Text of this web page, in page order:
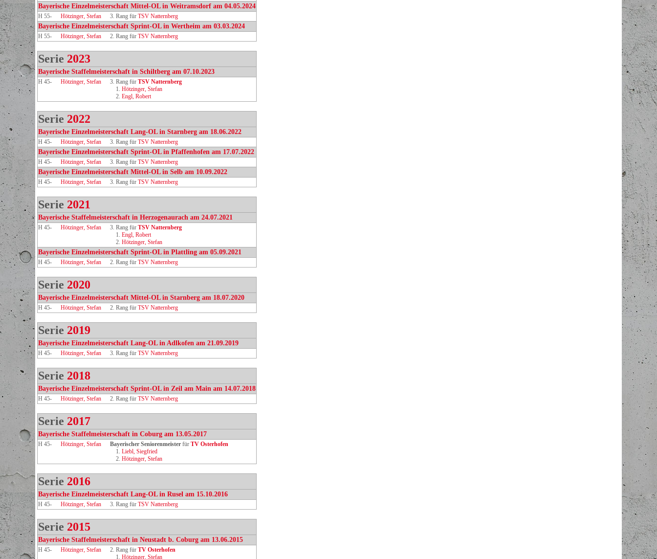
Bayerische Einzelmeisterschaft Mittel-OL in Weitramsdorf am 04.05.2024
H 55- Hötzinger, Stefan 3. Rang für TSV Natternberg
Bayerische Einzelmeisterschaft Sprint-OL in Wertheim am 03.03.2024
H 55- Hötzinger, Stefan 2. Rang für TSV Natternberg
Serie 2023
Bayerische Staffelmeisterschaft in Schiltberg am 07.10.2023
H 45- Hötzinger, Stefan 3. Rang für TSV Natternberg
1. Hötzinger, Stefan
2. Engl, Robert
Serie 2022
Bayerische Einzelmeisterschaft Lang-OL in Starnberg am 18.06.2022
H 45- Hötzinger, Stefan 3. Rang für TSV Natternberg
Bayerische Einzelmeisterschaft Sprint-OL in Pfaffenhofen am 17.07.2022
H 45- Hötzinger, Stefan 3. Rang für TSV Natternberg
Bayerische Einzelmeisterschaft Mittel-OL in Selb am 10.09.2022
H 45- Hötzinger, Stefan 3. Rang für TSV Natternberg
Serie 2021
Bayerische Staffelmeisterschaft in Herzogenaurach am 24.07.2021
H 45- Hötzinger, Stefan 3. Rang für TSV Natternberg
1. Engl, Robert
2. Hötzinger, Stefan
Bayerische Einzelmeisterschaft Sprint-OL in Plattling am 05.09.2021
H 45- Hötzinger, Stefan 2. Rang für TSV Natternberg
Serie 2020
Bayerische Einzelmeisterschaft Mittel-OL in Starnberg am 18.07.2020
H 45- Hötzinger, Stefan 2. Rang für TSV Natternberg
Serie 2019
Bayerische Einzelmeisterschaft Lang-OL in Adlkofen am 21.09.2019
H 45- Hötzinger, Stefan 3. Rang für TSV Natternberg
Serie 2018
Bayerische Einzelmeisterschaft Sprint-OL in Zeil am Main am 14.07.2018
H 45- Hötzinger, Stefan 2. Rang für TSV Natternberg
Serie 2017
Bayerische Staffelmeisterschaft in Coburg am 13.05.2017
H 45- Hötzinger, Stefan Bayerischer Seniorenmeister für TV Osterhofen
1. Liebl, Siegfried
2. Hötzinger, Stefan
Serie 2016
Bayerische Einzelmeisterschaft Lang-OL in Rusel am 15.10.2016
H 45- Hötzinger, Stefan 3. Rang für TSV Natternberg
Serie 2015
Bayerische Staffelmeisterschaft in Neustadt b. Coburg am 13.06.2015
H 45- Hötzinger, Stefan 2. Rang für TV Osterhofen
1. Hötzinger, Stefan